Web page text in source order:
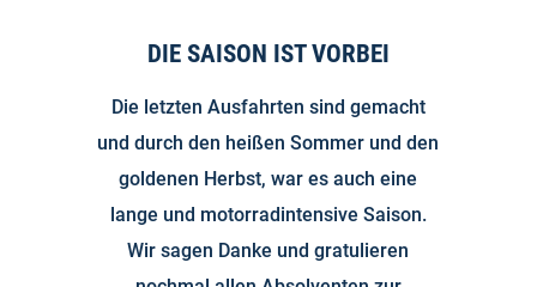
DIE SAISON IST VORBEI
Die letzten Ausfahrten sind gemacht
und durch den heißen Sommer und den
goldenen Herbst, war es auch eine
lange und motorradintensive Saison.
Wir sagen Danke und gratulieren